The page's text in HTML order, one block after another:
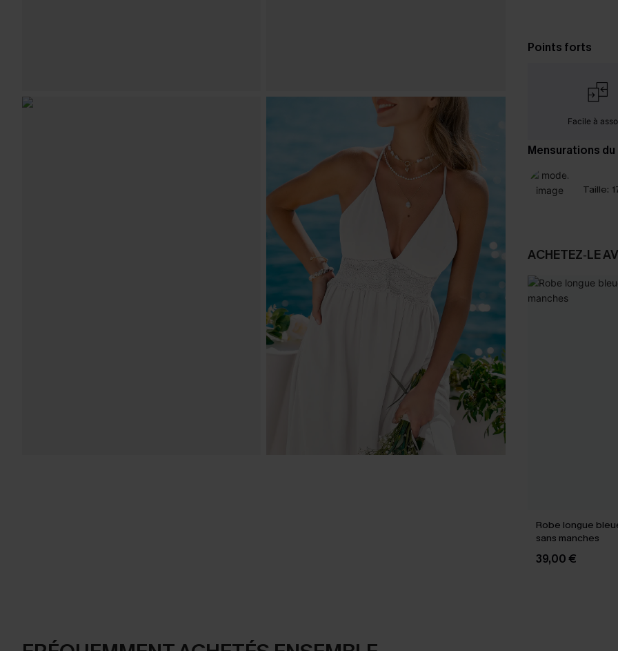
Points forts
Facile à
Mensurations
Taille:
ACHETEZ‑LE
Robe longue
sans manches
39,00 €